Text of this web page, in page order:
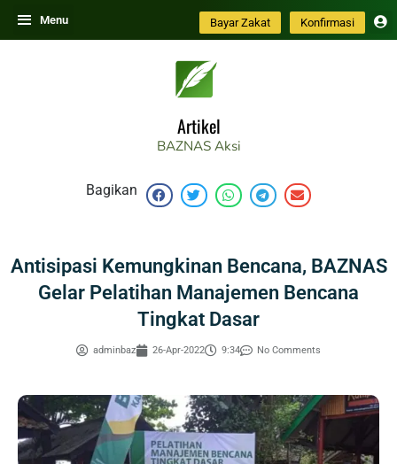
Skip
to
Menu Bayar Zakat Konfirmasi
Artikel
BAZNAS Aksi
Bagikan
Antisipasi Kemungkinan Bencana, BAZNAS
Gelar Pelatihan Manajemen Bencana
Tingkat Dasar
adminbaz 26-Apr-2022 9:34 No Comments